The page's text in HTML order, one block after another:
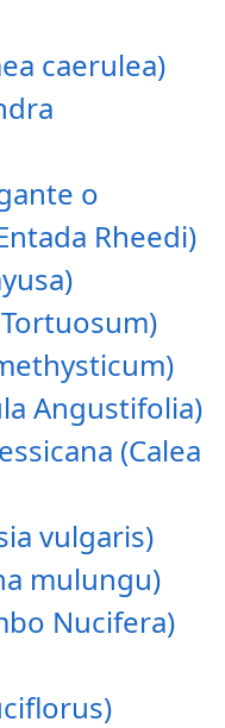
caerulea)
o
Rheedi)
Angustifolia)
(Calea
vulgaris)
mulungu)
Nucifera)